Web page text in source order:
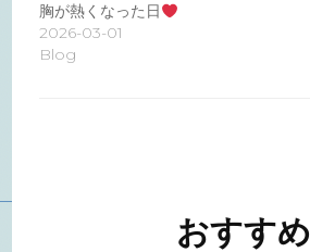
胸が熱くなった日
2026-03-01
Blog
おすすめ